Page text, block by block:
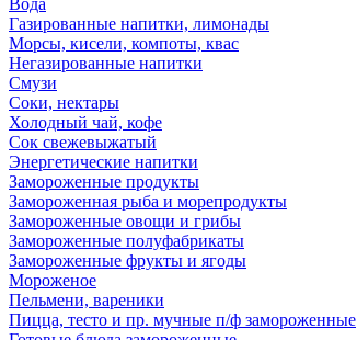
Вода
Газированные напитки, лимонады
Морсы, кисели, компоты, квас
Негазированные напитки
Смузи
Соки, нектары
Холодный чай, кофе
Сок свежевыжатый
Энергетические напитки
Замороженные продукты
Замороженная рыба и морепродукты
Замороженные овощи и грибы
Замороженные полуфабрикаты
Замороженные фрукты и ягоды
Мороженое
Пельмени, вареники
Пицца, тесто и пр. мучные п/ф замороженные